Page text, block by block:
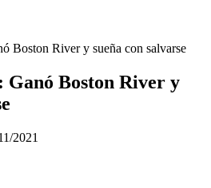
Boston River y sueña con salvarse
Ganó Boston River y
2021